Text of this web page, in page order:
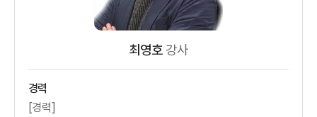
최영호강사
경력
[경력]